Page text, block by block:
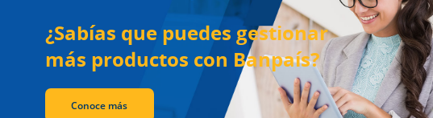
¿Sabías que puedes gestionar
más productos con Banpaís?
Conoce más